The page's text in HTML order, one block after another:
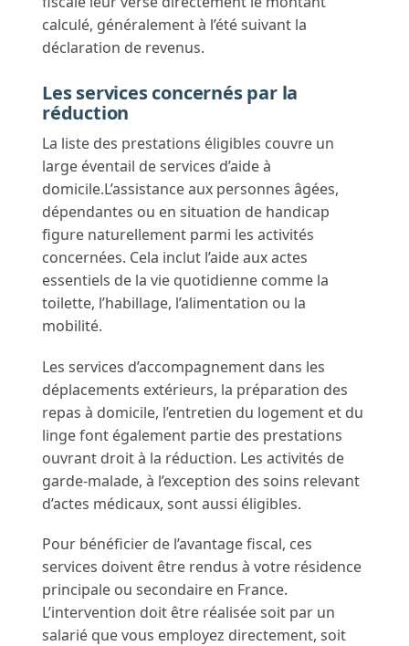
calculé, généralement à l’été suivant la
déclaration de revenus.
Les services concernés par la
réduction
La liste des prestations éligibles couvre un
large éventail de services d’aide à
domicile.L’assistance aux personnes âgées,
dépendantes ou en situation de handicap
figure naturellement parmi les activités
concernées. Cela inclut l’aide aux actes
essentiels de la vie quotidienne comme la
toilette, l’habillage, l’alimentation ou la
mobilité.
Les services d’accompagnement dans les
déplacements extérieurs, la préparation des
repas à domicile, l’entretien du logement et du
linge font également partie des prestations
ouvrant droit à la réduction. Les activités de
garde-malade, à l’exception des soins relevant
d’actes médicaux, sont aussi éligibles.
Pour bénéficier de l’avantage fiscal, ces
services doivent être rendus à votre résidence
principale ou secondaire en France.
L’intervention doit être réalisée soit par un
salarié que vous employez directement, soit